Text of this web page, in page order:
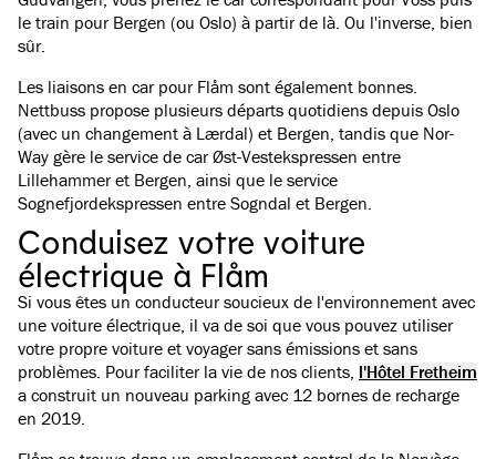
le train pour Bergen (ou Oslo) à partir de là. Ou l'inverse, bien
sûr.
Les liaisons en car pour Flåm sont également bonnes.
Nettbuss propose plusieurs départs quotidiens depuis Oslo
(avec un changement à Lærdal) et Bergen, tandis que Nor-
Way gère le service de car Øst-Vestekspressen entre
Lillehammer et Bergen, ainsi que le service
Sognefjordekspressen entre Sogndal et Bergen.
Conduisez votre voiture
électrique à Flåm
Si vous êtes un conducteur soucieux de l'environnement avec
une voiture électrique, il va de soi que vous pouvez utiliser
votre propre voiture et voyager sans émissions et sans
problèmes. Pour faciliter la vie de nos clients, l'Hôtel Fretheim
a construit un nouveau parking avec 12 bornes de recharge
en 2019.